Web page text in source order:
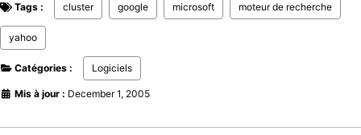
Tags : cluster google microsoft moteur de recherche
yahoo
Catégories : Logiciels
Mis à jour : December 1, 2005